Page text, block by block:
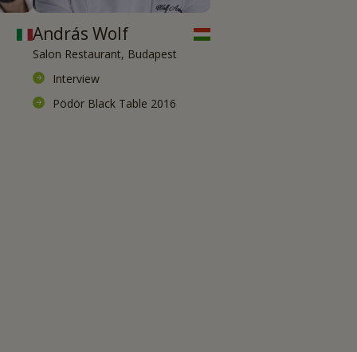
András Wolf
Salon Restaurant, Budapest
Interview
Pödör Black Table 2016